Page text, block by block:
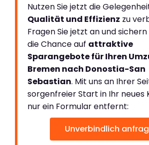
Nutzen Sie jetzt die
Qualität und Effizienz zu
Fragen Sie jetzt an und sichern
die Chance auf attraktive
Sparangebote für Ihren
Bremen nach Donostia-San
Sebastian. Mit uns an Ihrer
sorgenfreier Start in Ihr neues
nur ein Formular entfernt:
Unverbindlich